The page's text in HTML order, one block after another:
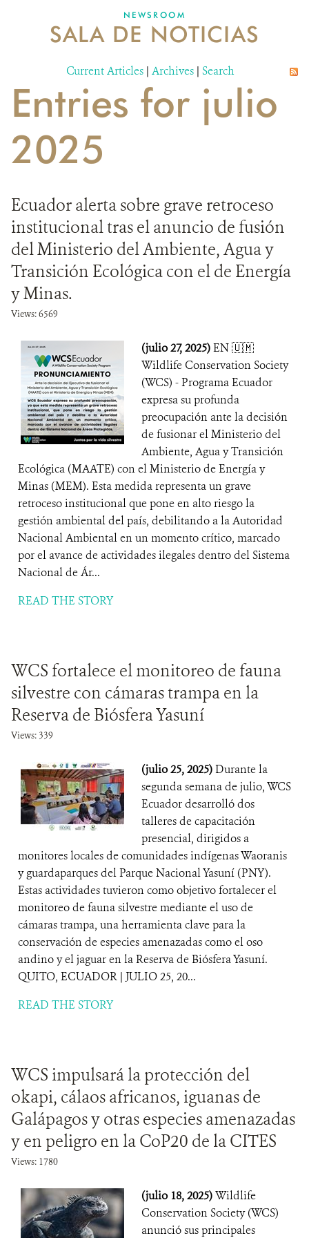
MECANISMO DE ATENCIÓN DE QUEJAS Y RECLAMOS
DONA
NEWSROOM
SALA DE NOTICIAS
Current Articles | Archives | Search
Entries for julio
2025
Ecuador alerta sobre grave retroceso
institucional tras el anuncio de fusión
del Ministerio del Ambiente, Agua y
Transición Ecológica con el de Energía
y Minas.
Views: 6569
(julio 27, 2025)EN 🇺🇲
Wildlife Conservation Society
(WCS) - Programa Ecuador
expresa su profunda
preocupación ante la decisión
de fusionar el Ministerio del
Ambiente, Agua y Transición
Ecológica (MAATE) con el Ministerio de Energía y
Minas (MEM). Esta medida representa un grave
retroceso institucional que pone en alto riesgo la
gestión ambiental del país, debilitando a la Autoridad
Nacional Ambiental en un momento crítico, marcado
por el avance de actividades ilegales dentro del Sistema
Nacional de Ár...
READ THE STORY
WCS fortalece el monitoreo de fauna
silvestre con cámaras trampa en la
Reserva de Biósfera Yasuní
Views: 339
(julio 25, 2025)Durante la
segunda semana de julio, WCS
Ecuador desarrolló dos
talleres de capacitación
presencial, dirigidos a
monitores locales de comunidades indígenas Waoranis
y guardaparques del Parque Nacional Yasuní (PNY).
Estas actividades tuvieron como objetivo fortalecer el
monitoreo de fauna silvestre mediante el uso de
cámaras trampa, una herramienta clave para la
conservación de especies amenazadas como el oso
andino y el jaguar en la Reserva de Biósfera Yasuní.
QUITO, ECUADOR | JULIO 25, 20...
READ THE STORY
WCS impulsará la protección del
okapi, cálaos africanos, iguanas de
Galápagos y otras especies amenazadas
y en peligro en la CoP20 de la CITES
Views: 1780
(julio 18, 2025)Wildlife
Conservation Society (WCS)
anunció sus principales